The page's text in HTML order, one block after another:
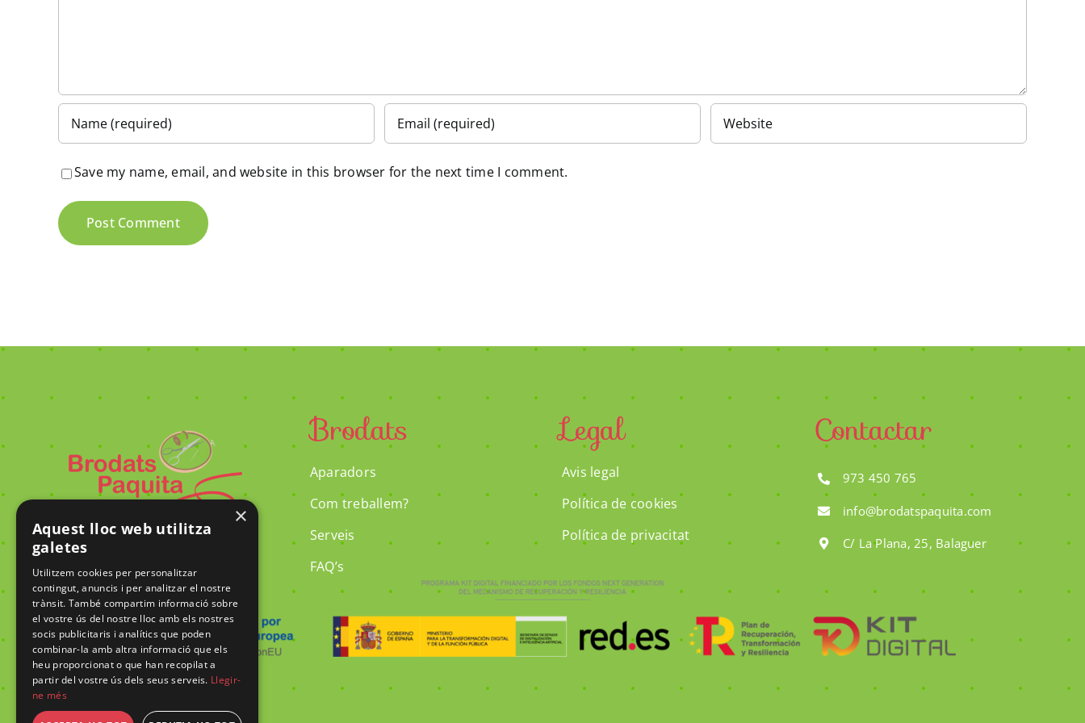
Save my name, email, and website in this browser for the next time I comment.
Brodats
Aparadors
Com treballem?
Serveis
FAQ’s
Legal
Avis legal
Política de cookies
Política de privacitat
Contactar
973 450 765
info@brodatspaquita.com
C/ La Plana, 25, Balaguer
×
Aquest lloc web utilitza
galetes
Utilitzem cookies per personalitzar
contingut, anuncis i per analitzar el nostre
trànsit. També compartim informació sobre
el vostre ús del nostre lloc amb els nostres
socis publicitaris i analítics que poden
combinar-la amb altra informació que els
heu proporcionat o que han recopilat a
partir del vostre ús dels seus serveis. Llegir-
ne més